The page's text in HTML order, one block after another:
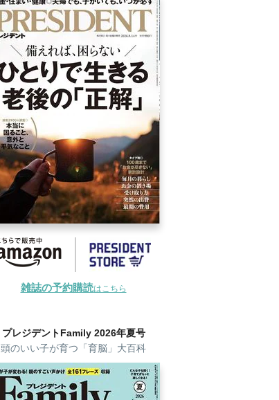
雑誌の予約購読はこちら
プレジデントFamily 2026年夏号
頭のいい子が育つ「育脳」大百科